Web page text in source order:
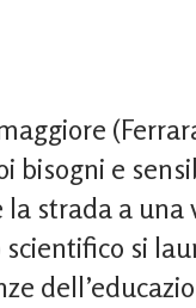
bisogni e
strada a
si